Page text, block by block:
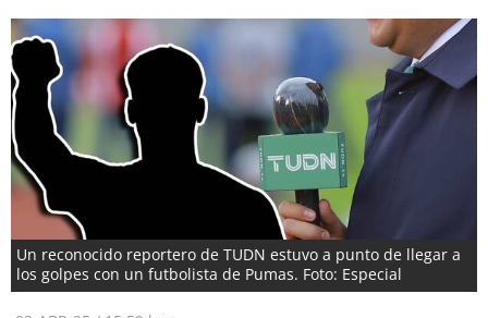
Un reconocido reportero de TUDN estuvo a punto de llegar a
los golpes con un futbolista de Pumas. Foto: Especial